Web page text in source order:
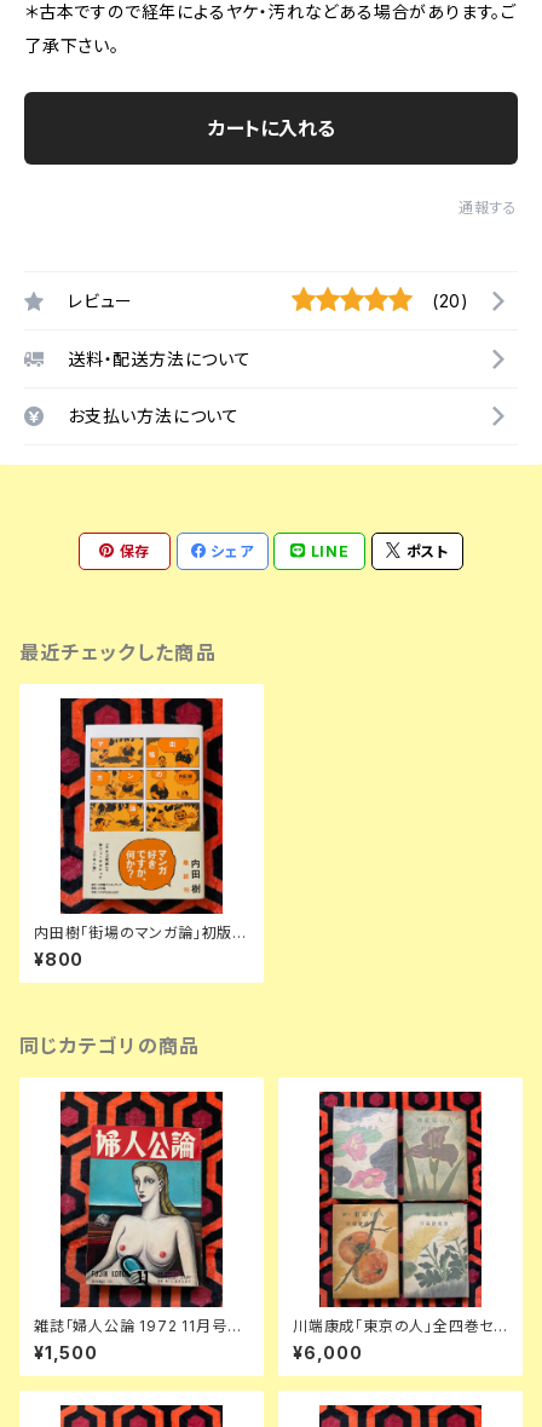
＊古本ですので経年によるヤケ・汚れなどある場合があります。ご
了承下さい。
カートに入れる
通報する
レビュー (20)
送料・配送方法について
お支払い方法について
保存 シェア LINE ポスト
最近チェックした商品
内田樹「街場のマンガ論」初版
帯付き 小学館 養老孟司 井上雄
彦 宮崎駿
¥800
同じカテゴリの商品
雑誌「婦人公論 1972 11月号」
表紙:金子國義 中央公論社 澁澤
龍彦 ダリ 後藤明生 倉橋由美子
中野良子
¥1,500
川端康成「東京の人」全四巻セッ
ト 装幀:金島桂華 新潮社
¥6,000